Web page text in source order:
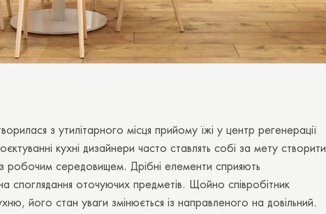
з утилітарного місця прийому їжі у центр регенерації
кухні дизайнери часто ставлять собі за мету створити
з робочим середовищем. Дрібні елементи сприяють
споглядання оточуючих предметів. Щойно співробітник
його стан уваги змінюється із направленого на довільний.